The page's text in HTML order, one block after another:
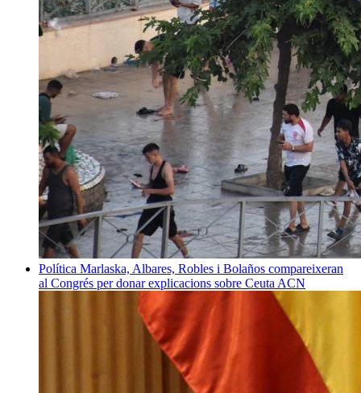
Política Marlaska, Albares, Robles i Bolaños compareixeran
al Congrés per donar explicacions sobre Ceuta ACN